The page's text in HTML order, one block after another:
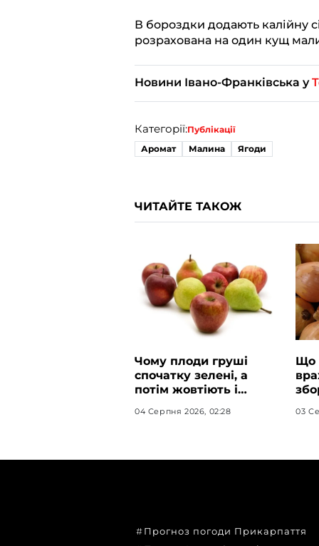
В бороздки додають калійну
розрахована на один кущ
Новини Івано-Франківська у
Категорії:Публікації
Аромат
Малина Ягоди
ЧИТАЙТЕ ТАКОЖ
Чому плоди груші
спочатку зелені, а
потім жовтіють і
04 Серпня 2026, 02:28
Що
03
Прогноз погоди Прикарпаття